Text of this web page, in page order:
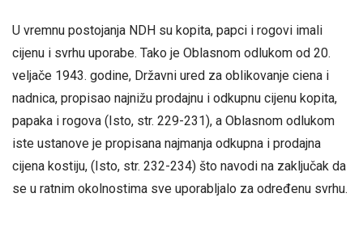
U vremnu postojanja NDH su kopita, papci i rogovi imali
cijenu i svrhu uporabe. Tako je Oblasnom odlukom od 20.
veljače 1943. godine, Državni ured za oblikovanje ciena i
nadnica, propisao najnižu prodajnu i odkupnu cijenu kopita,
papaka i rogova (Isto, str. 229-231), a Oblasnom odlukom
iste ustanove je propisana najmanja odkupna i prodajna
cijena kostiju, (Isto, str. 232-234) što navodi na zaključak da
se u ratnim okolnostima sve uporabljalo za određenu svrhu.